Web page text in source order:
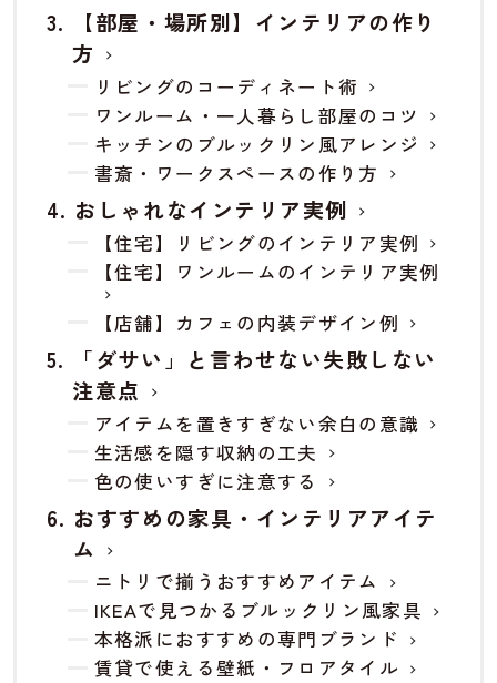
【部屋・場所別】インテリアの作り
方
リビングのコーディネート術
ワンルーム・一人暮らし部屋のコツ
キッチンのブルックリン風アレンジ
書斎・ワークスペースの作り方
おしゃれなインテリア実例
【住宅】リビングのインテリア実例
【住宅】ワンルームのインテリア実例
【店舗】カフェの内装デザイン例
「ダサい」と言わせない失敗しない
注意点
アイテムを置きすぎない余白の意識
生活感を隠す収納の工夫
色の使いすぎに注意する
おすすめの家具・インテリアアイテ
ム
ニトリで揃うおすすめアイテム
IKEAで見つかるブルックリン風家具
本格派におすすめの専門ブランド
賃貸で使える壁紙・フロアタイル